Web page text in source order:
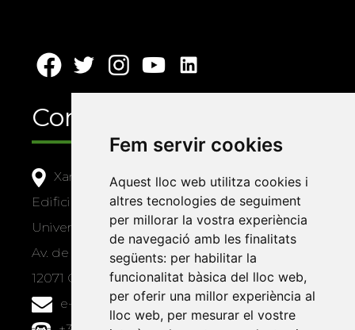
Fem servir cookies
Aquest lloc web utilitza cookies i
altres tecnologies de seguiment
per millorar la vostra experiència
de navegació amb les finalitats
següents: per habilitar la
funcionalitat bàsica del lloc web,
per oferir una millor experiència al
lloc web, per mesurar el vostre
Contacte
Xarxa Vives d'Universitats
Edifici Àgora
Universitat Jaume I, local 10
Av. de Vicent Sos Baynat, s/n
12071 Castelló de la Plana
e-buc@vives.org